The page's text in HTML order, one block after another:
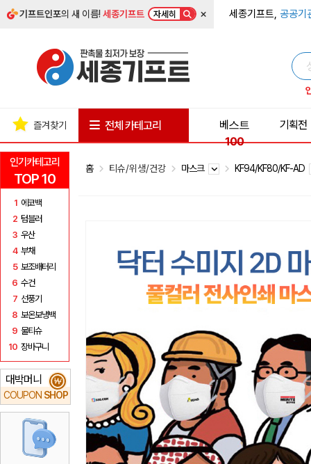
기프트인포의 새 이름!세종기프트 자세히 × 세종기프트, 공공기
인기카테고리
TOP 10
1 에코백
2 텀블러
3 우산
4 부채
5 보조배터리
6 수건
7 선풍기
8 보온보냉백
9 물티슈
10 장바구니
대박머니
COUPON SHOP
₩
즐겨찾기 전체 카테고리
베스트
100
기획전
홈 티슈/위생/건강 마스크 KF94/KF80/KF-AD